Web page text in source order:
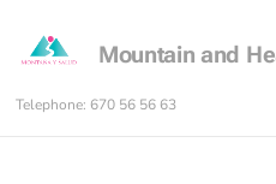
Mountain and
Telephone: 670 56 56 63